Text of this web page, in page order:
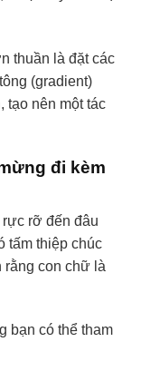
thuần là đặt các
(gradient)
tạo nên một tác
đi kèm
rực rỡ đến đâu
tấm thiệp chúc
rằng con chữ là
bạn có thể tham